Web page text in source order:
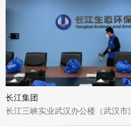
长江集团
长江三峡实业武汉办公楼（武汉市
西安西电医院空气治理圆
进行了空气治理并于2023
西安西电医院自交付之后
查看详情